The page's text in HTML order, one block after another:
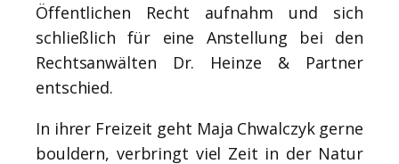
Öffentlichen Recht aufnahm und sich
schließlich für eine Anstellung bei den
Rechtsanwälten Dr. Heinze & Partner
entschied.
In ihrer Freizeit geht Maja Chwalczyk gerne
bouldern, verbringt viel Zeit in der Natur